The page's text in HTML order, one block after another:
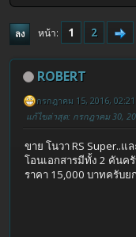
ลง หน้า 1 2
ROBERT
กรกฎาคม 15, 2016,
แก้ไขล่าสุด: กรกฎาคม 30,
ขาย โนวา RS Super..
โอนเอกสารมีทั้ง 2 คันค
ราคา 15,000 บาทครับย